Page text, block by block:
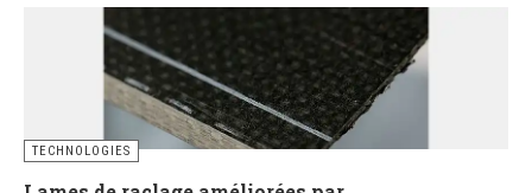
TECHNOLOGIES